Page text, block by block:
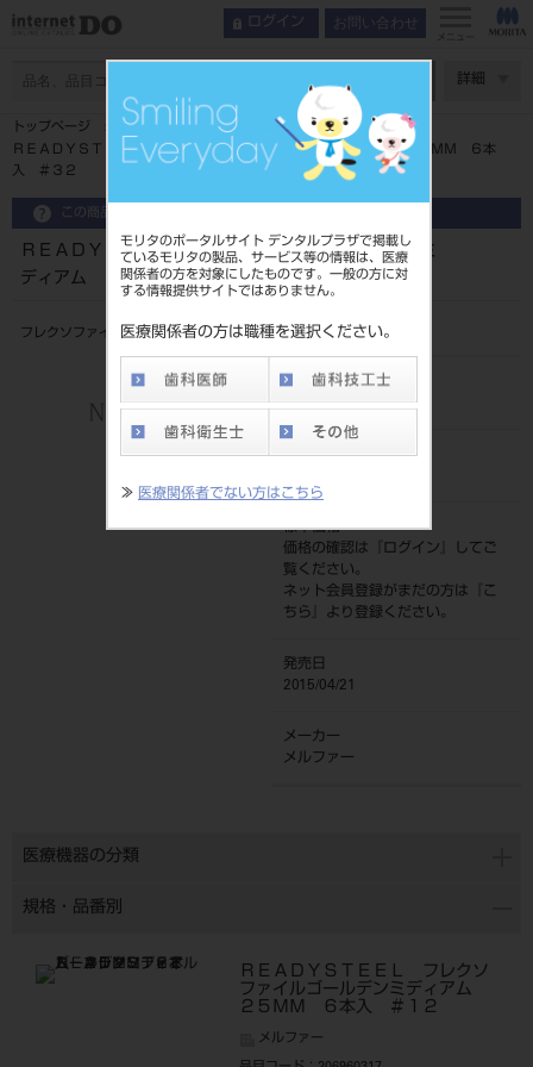
モリタのポータルサイト デンタルプラザで掲載し
ているモリタの製品、サービス等の情報は、医療
関係者の方を対象にしたものです。一般の方に対
する情報提供サイトではありません。
医療関係者の方は職種を選択ください。
≫ 医療関係者でない方はこちら
ログイン お問い合わせ
メニュー
詳細
トップページ
ＲＥＡＤＹＳＴＥＥＬ フレクソファイルゴールデンミディアム ２５ＭＭ ６本
入 ＃３２
この商品に関するお問い合わせ
ＲＥＡＤＹＳＴＥＥＬ フレクソファイルゴールデンミ
ディアム ２５ＭＭ ６本入 ＃３２
フレクソファイルゴールデンミディアム 25mm 6本入 #32
品目コード
JAN/EANコード
標準価格
価格の確認は『
ログイン
』してご
覧ください。
ネット会員登録がまだの方は『
こ
ちら
』より登録ください。
発売日
2015/04/21
メーカー
メルファー
医療機器の分類
規格・品番別
ＲＥＡＤＹＳＴＥＥＬ フレクソ
ファイルゴールデンミディアム
２５ＭＭ ６本入 ＃１２
メルファー